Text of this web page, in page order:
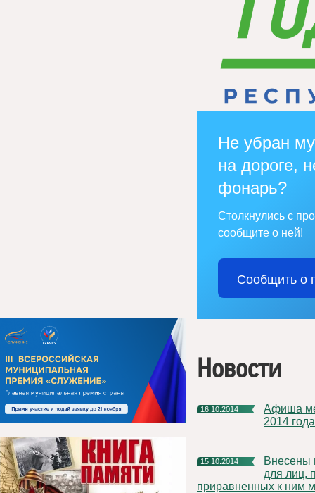
Не убран
на дороге,
фонарь?
Столкнулись с
сообщите о ней!
Сообщить о
Новости
16.10.2014
Афиша мероприятий, которые будут проведены в ноябре
2014
15.10.2014
Внесены изменения в Закон РК «О гарантиях и компенсациях
для лиц,
приравненных к ним